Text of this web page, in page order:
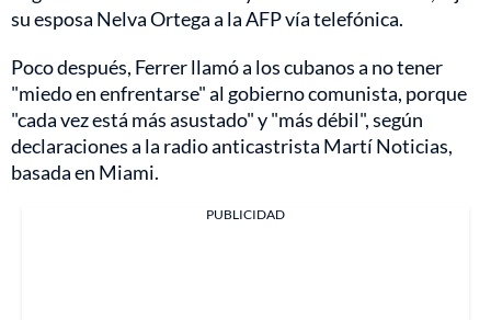
su esposa Nelva Ortega a la AFP vía telefónica.
Poco después, Ferrer llamó a los cubanos a no tener
"miedo en enfrentarse" al gobierno comunista, porque
"cada vez está más asustado" y "más débil", según
declaraciones a la radio anticastrista Martí Noticias,
basada en Miami.
PUBLICIDAD